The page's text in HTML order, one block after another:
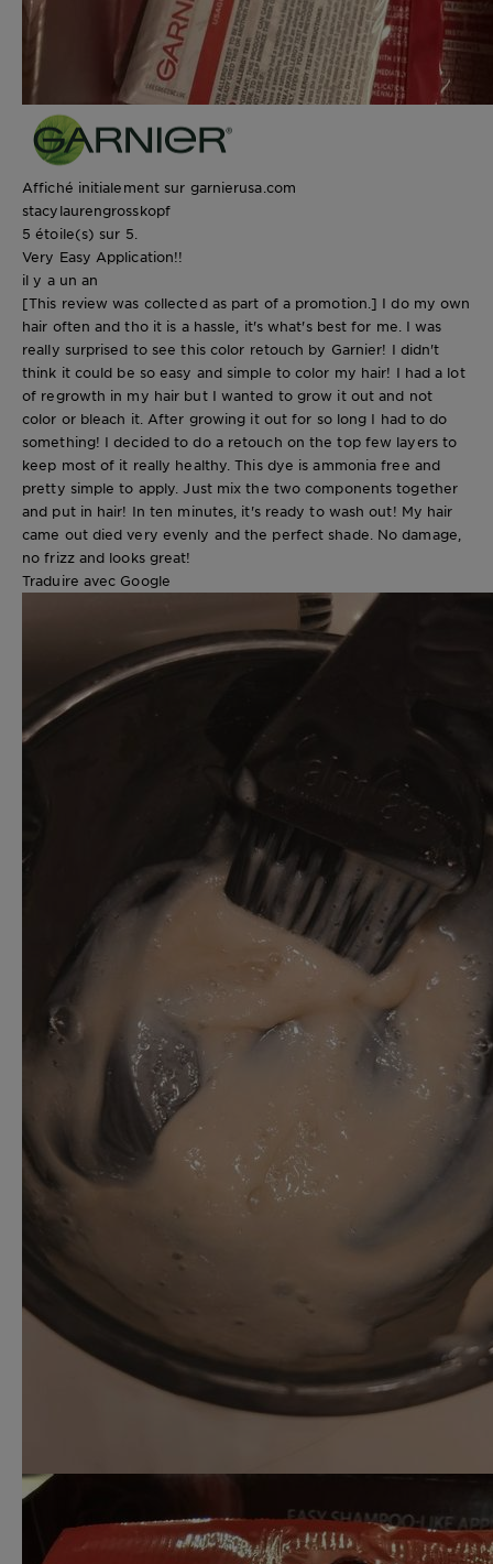
Affiché initialement sur garnierusa.com
stacylaurengrosskopf
5 étoile(s) sur 5.
Very Easy Application!!
il y a un an
[This review was collected as part of a promotion.] I do my own
hair often and tho it is a hassle, it's what's best for me. I was
really surprised to see this color retouch by Garnier! I didn't
think it could be so easy and simple to color my hair! I had a lot
of regrowth in my hair but I wanted to grow it out and not
color or bleach it. After growing it out for so long I had to do
something! I decided to do a retouch on the top few layers to
keep most of it really healthy. This dye is ammonia free and
pretty simple to apply. Just mix the two components together
and put in hair! In ten minutes, it's ready to wash out! My hair
came out died very evenly and the perfect shade. No damage,
no frizz and looks great!
Traduire avec Google